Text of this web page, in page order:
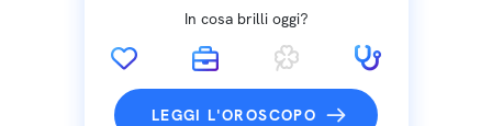
In cosa brilli oggi?
LEGGI L'OROSCOPO